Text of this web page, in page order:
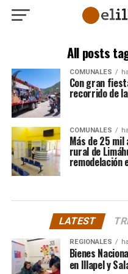
All posts
COMUNALES
Con gran
recorrido de
COMUNALES
Más de 25
rural de
remodelación
LATEST
REGIONALES
Bienes
en Illapel y